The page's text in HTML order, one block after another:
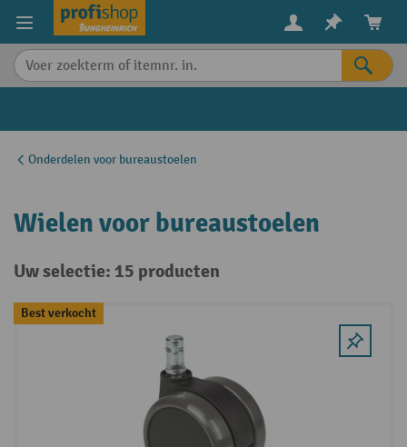
content
Onderdelen voor bureaustoelen
Wielen voor bureaustoelen
Uw selectie: 15 producten
Best verkocht